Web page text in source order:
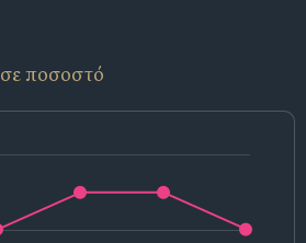
σε ποσοστό